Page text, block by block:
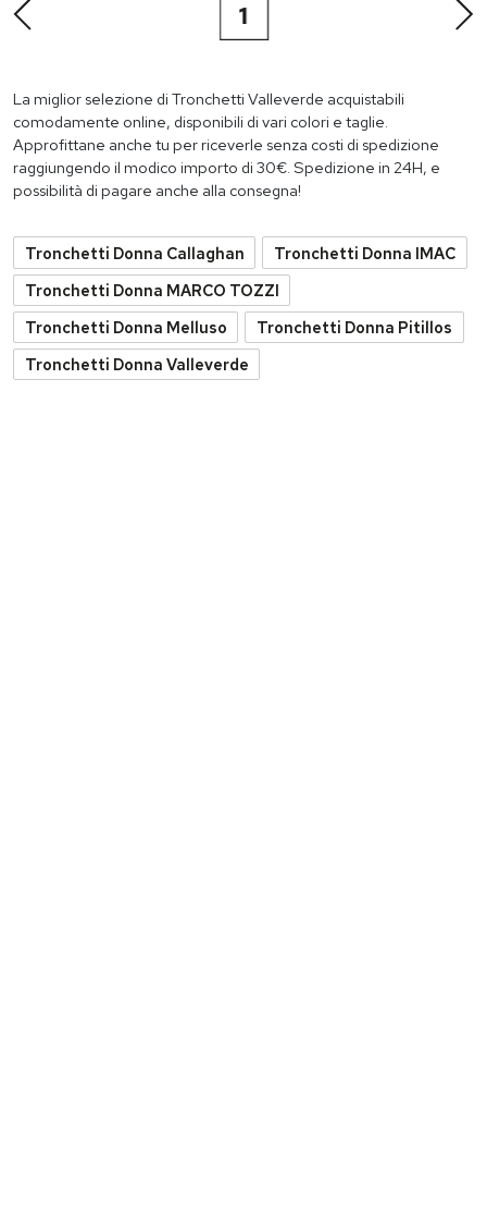
1
La miglior selezione di Tronchetti Valleverde acquistabili
comodamente online, disponibili di vari colori e taglie.
Approfittane anche tu per riceverle senza costi di spedizione
raggiungendo il modico importo di 30€. Spedizione in 24H, e
possibilità di pagare anche alla consegna!
Tronchetti Donna Callaghan
Tronchetti Donna IMAC
Tronchetti Donna MARCO TOZZI
Tronchetti Donna Melluso
Tronchetti Donna Pitillos
Tronchetti Donna Valleverde